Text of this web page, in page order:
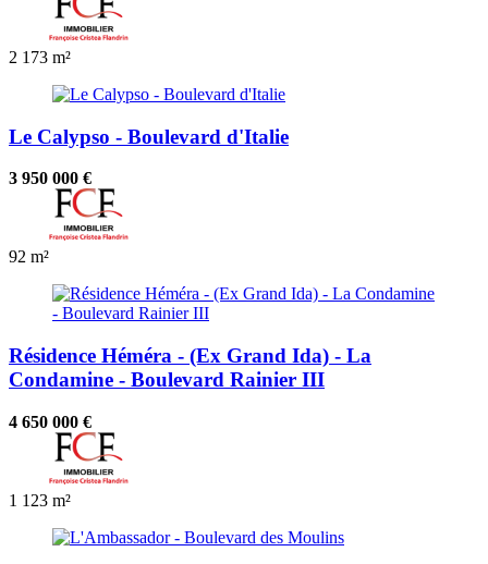
2 173 m²
Le Calypso - Boulevard d'Italie
3 950 000 €
92 m²
Résidence Héméra - (Ex Grand Ida) - La
Condamine - Boulevard Rainier III
4 650 000 €
1 123 m²